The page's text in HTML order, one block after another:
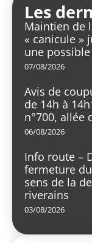
Les
Maintien de
« canicule »
une
07/08/2026
Avis de
de 14h à
n°700, allée
06/08/2026
Info route –
fermeture
sens de la
riverains
03/08/2026